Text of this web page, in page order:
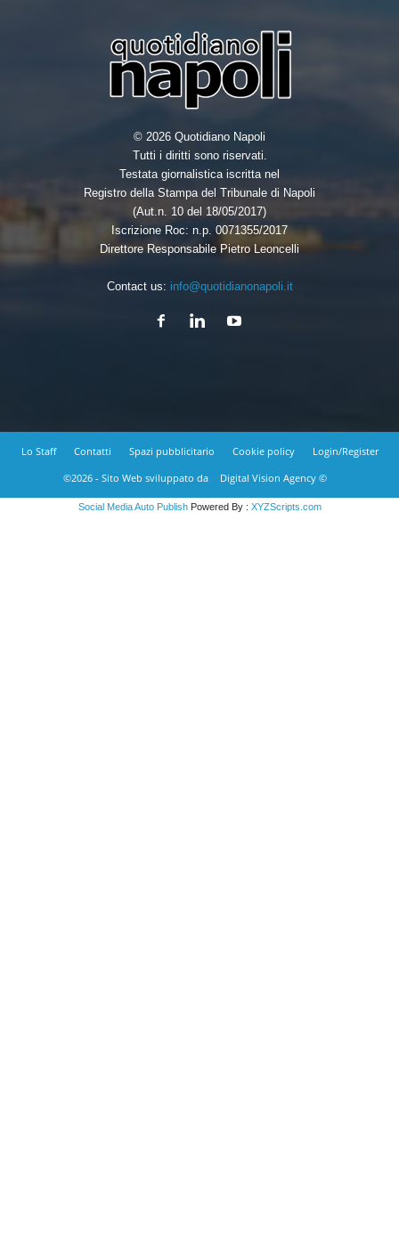
© 2026 Quotidiano Napoli
Tutti i diritti sono riservati.
Testata giornalistica iscritta nel
Registro della Stampa del Tribunale di Napoli
(Aut.n. 10 del 18/05/2017)
Iscrizione Roc: n.p. 0071355/2017
Direttore Responsabile Pietro Leoncelli
Contact us: info@quotidianonapoli.it
Lo Staff Contatti Spazi pubblicitario Cookie policy
Login/Register
©2026 - Sito Web sviluppato da
Digital Vision Agency ©
Social Media Auto PublishPowered By : XYZScripts.com